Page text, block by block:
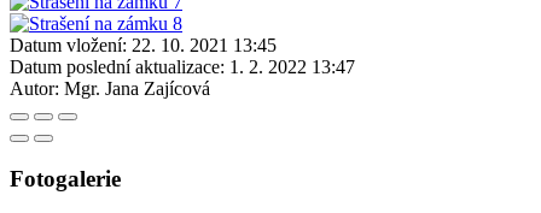
Datum vložení: 22. 10. 2021 13:45
Datum poslední aktualizace: 1. 2. 2022 13:47
Autor: Mgr. Jana Zajícová
Fotogalerie